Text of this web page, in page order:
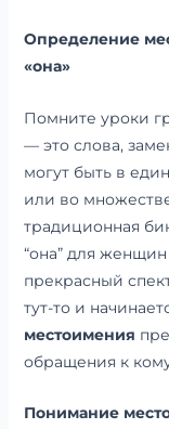
Определение
«она»
Помните уроки
— это слова,
могут быть в
или во
традиционная
“она” для
прекрасный
тут-то и
местоимения
обращения к
Понимание